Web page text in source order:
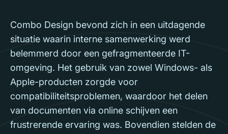
Combo Design bevond zich in een uitdagende
situatie waarin interne samenwerking werd
belemmerd door een gefragmenteerde IT-
omgeving. Het gebruik van zowel Windows- als
Apple-producten zorgde voor
compatibiliteitsproblemen, waardoor het delen
van documenten via online schijven een
frustrerende ervaring was. Bovendien stelden de